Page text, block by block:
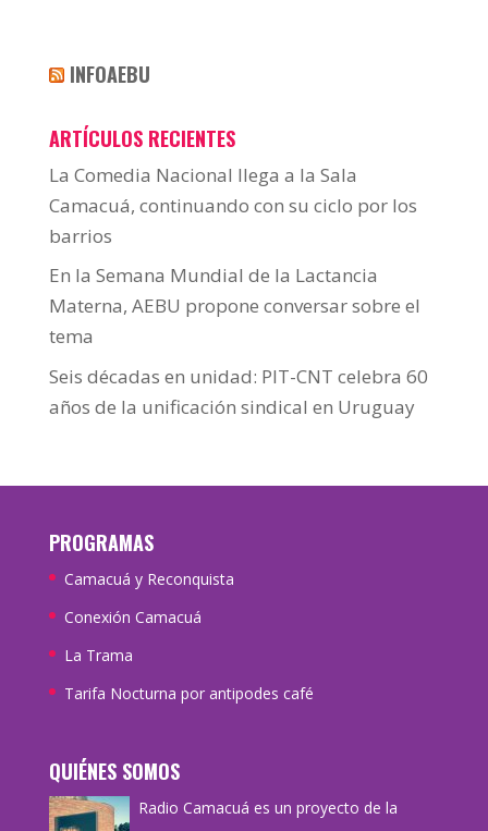
INFOAEBU
ARTÍCULOS RECIENTES
La Comedia Nacional llega a la Sala
Camacuá, continuando con su ciclo por los
barrios
En la Semana Mundial de la Lactancia
Materna, AEBU propone conversar sobre el
tema
Seis décadas en unidad: PIT-CNT celebra 60
años de la unificación sindical en Uruguay
PROGRAMAS
Camacuá y Reconquista
Conexión Camacuá
La Trama
Tarifa Nocturna por antipodes café
QUIÉNES SOMOS
Radio Camacuá es un proyecto de la